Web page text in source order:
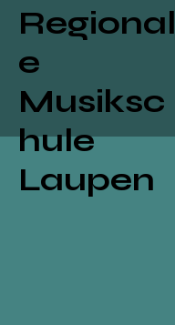
Regional
e
Musiksc
hule
Laupen